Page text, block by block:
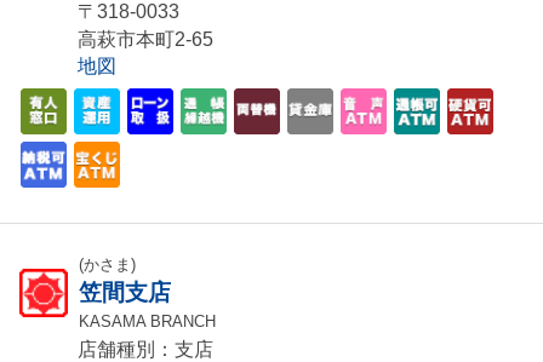
〒318-0033
高萩市本町2-65
地図
(かさま)
笠間支店
KASAMA BRANCH
店舗種別：支店